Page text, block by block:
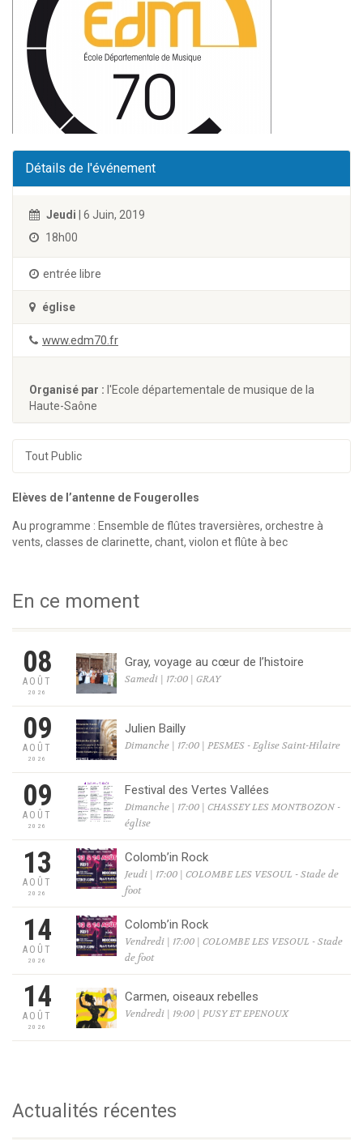
Détails de l'événement
Jeudi | 6 Juin, 2019
18h00
entrée libre
église
www.edm70.fr
Organisé par : l'Ecole départementale de musique de la
Haute-Saône
Tout Public
Elèves de l’antenne de Fougerolles
Au programme : Ensemble de flûtes traversières, orchestre à
vents, classes de clarinette, chant, violon et flûte à bec
En ce moment
08
AOÛT
2026
Gray, voyage au cœur de l’histoire
Samedi | 17:00 | GRAY
09
AOÛT
2026
Julien Bailly
Dimanche | 17:00 | PESMES - Eglise Saint-Hilaire
09
AOÛT
2026
Festival des Vertes Vallées
Dimanche | 17:00 | CHASSEY LES MONTBOZON -
église
13
AOÛT
2026
Colomb’in Rock
Jeudi | 17:00 | COLOMBE LES VESOUL - Stade de
foot
14
AOÛT
2026
Colomb’in Rock
Vendredi | 17:00 | COLOMBE LES VESOUL - Stade
de foot
14
AOÛT
2026
Carmen, oiseaux rebelles
Vendredi | 19:00 | PUSY ET EPENOUX
Actualités récentes